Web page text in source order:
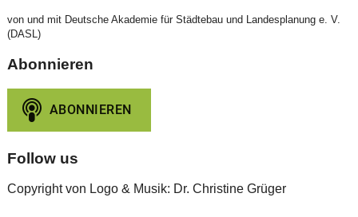
von und mit Deutsche Akademie für Städtebau und Landesplanung e. V.
(DASL)
Abonnieren
Follow us
Copyright von Logo & Musik: Dr. Christine Grüger